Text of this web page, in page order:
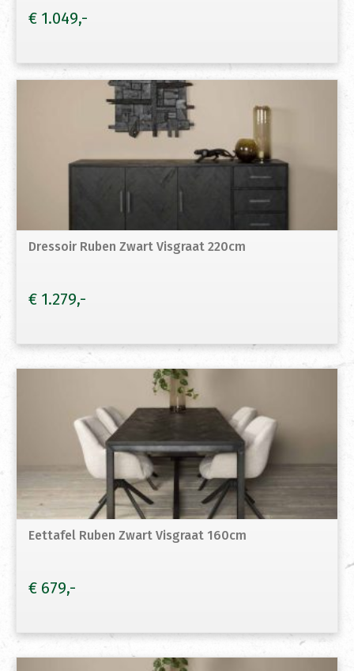
€ 1.049
Dressoir Ruben Zwart Visgraat 220cm
€ 1.279
Eettafel Ruben Zwart Visgraat 160cm
€ 679